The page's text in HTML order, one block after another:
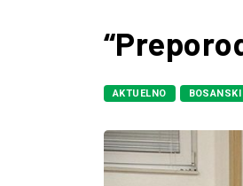
AKTUELNO